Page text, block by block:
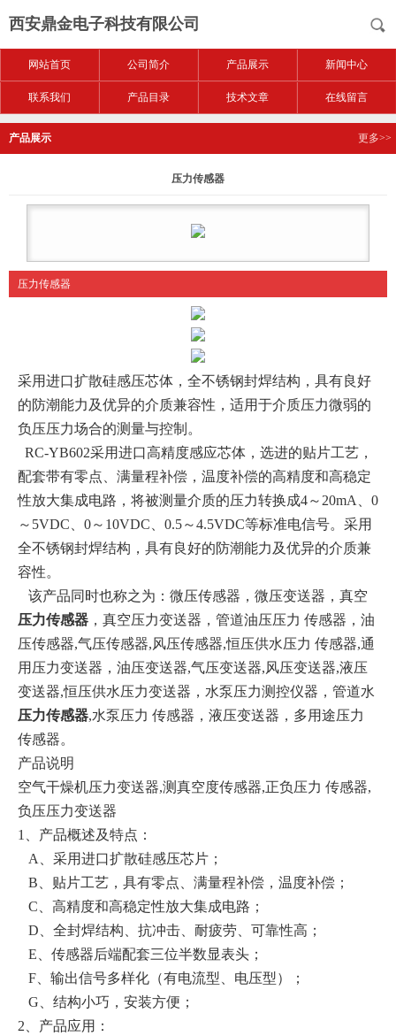
西安鼎金电子科技有限公司
网站首页 公司简介 产品展示 新闻中心
联系我们 产品目录 技术文章 在线留言
产品展示 更多>>
压力传感器
压力传感器
采用进口扩散硅感压芯体，全不锈钢封焊结构，具有良好
的防潮能力及优异的介质兼容性，适用于介质压力微弱的
负压压力场合的测量与控制。
RC-YB602采用进口高精度感应芯体，选进的贴片工艺，
配套带有零点、满量程补偿，温度补偿的高精度和高稳定
性放大集成电路，将被测量介质的压力转换成4～20mA、0
～5VDC、0～10VDC、0.5～4.5VDC等标准电信号。采用
全不锈钢封焊结构，具有良好的防潮能力及优异的介质兼
容性。
该产品同时也称之为：微压传感器，微压变送器，真空
压力传感器 ，真空压力变送器，管道油压压力 传感器，油
压传感器,气压传感器,风压传感器,恒压供水压力 传感器,通
用压力变送器，油压变送器,气压变送器,风压变送器,液压
变送器,恒压供水压力变送器，水泵压力测控仪器，管道水
压力传感器,水泵压力 传感器，液压变送器，多用途压力
传感器。
产品说明
空气干燥机压力变送器,测真空度传感器,正负压力 传感器,
负压压力变送器
1、产品概述及特点：
A、采用进口扩散硅感压芯片；
B、贴片工艺，具有零点、满量程补偿，温度补偿；
C、高精度和高稳定性放大集成电路；
D、全封焊结构、抗冲击、耐疲劳、可靠性高；
E、传感器后端配套三位半数显表头；
F、输出信号多样化（有电流型、电压型）；
G、结构小巧，安装方便；
2、产品应用：